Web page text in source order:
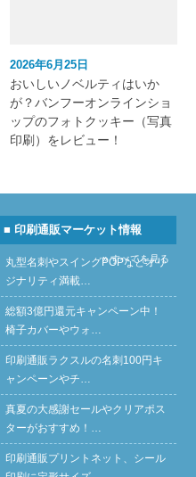
2026年6月25日
おいしいノベルティはいか
が？バンフーオンラインショ
ップのフォトクッキー（写真
印刷）をレビュー！
■ 印刷通販マーケット情報
» すべてを見る
丸型名刺やスイングPOPなどオリ
ジナリティ満載…
総額3億円還元キャンペーン中！
椅子カバーやウォ…
印刷通販ラクスルの名刺100円キ
ャンペーンやチ…
真夏の大感謝セールやクリアポス
ターがおすすめ！…
印刷通販プリントネット、シール